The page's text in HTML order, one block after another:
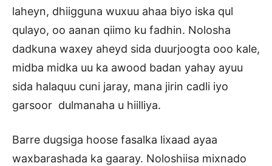
laheyn, dhiigguna wuxuu ahaa biyo iska qul
qulayo, oo aanan qiimo ku fadhin. Nolosha
dadkuna waxey aheyd sida duurjoogta ooo kale,
midba midka uu ka awood badan yahay ayuu
sida halaquu cuni jaray, mana jirin cadli iyo
garsoor dulmanaha u hiilliya.
Barre dugsiga hoose fasalka lixaad ayaa
waxbarashada ka gaaray. Noloshiisa mixnado